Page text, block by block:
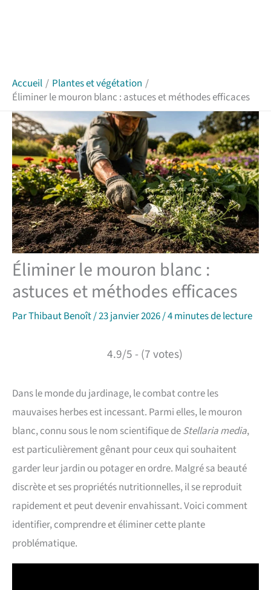
Accueil
Plantes et végétation
Éliminer le mouron blanc : astuces et méthodes efficaces
Éliminer le mouron blanc :
astuces et méthodes efficaces
ParThibaut Benoît/23 janvier 2026/4 minutes de lecture
4.9/5 - (7 votes)
Dans le monde du jardinage, le combat contre les
mauvaises herbes est incessant. Parmi elles, le mouron
blanc, connu sous le nom scientifique deStellaria media,
est particulièrement gênant pour ceux qui souhaitent
garder leur jardin ou potager en ordre. Malgré sa beauté
discrète et ses propriétés nutritionnelles, il se reproduit
rapidement et peut devenir envahissant. Voici comment
identifier, comprendre et éliminer cette plante
problématique.